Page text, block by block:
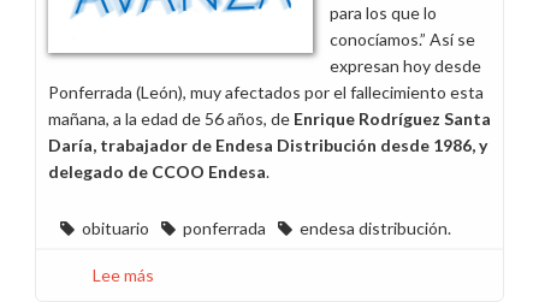
para los que lo
conocíamos.” Así se
expresan hoy desde
Ponferrada (León), muy afectados por el fallecimiento esta
mañana, a la edad de 56 años, de Enrique Rodríguez Santa
Daría, trabajador de Endesa Distribución desde 1986, y
delegado de CCOO Endesa.
obituario ponferrada endesa distribución.
Lee más